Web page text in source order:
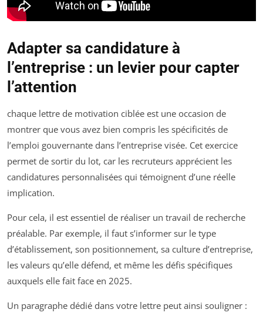
Adapter sa candidature à
l’entreprise : un levier pour capter
l’attention
chaque lettre de motivation ciblée est une occasion de
montrer que vous avez bien compris les spécificités de
l’emploi gouvernante dans l’entreprise visée. Cet exercice
permet de sortir du lot, car les recruteurs apprécient les
candidatures personnalisées qui témoignent d’une réelle
implication.
Pour cela, il est essentiel de réaliser un travail de recherche
préalable. Par exemple, il faut s’informer sur le type
d’établissement, son positionnement, sa culture d’entreprise,
les valeurs qu’elle défend, et même les défis spécifiques
auxquels elle fait face en 2025.
Un paragraphe dédié dans votre lettre peut ainsi souligner :